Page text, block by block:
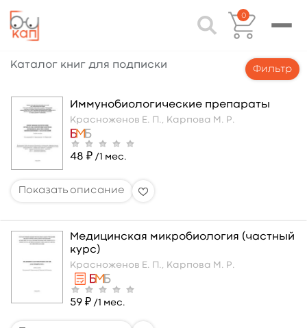
0
Каталог книг для подписки Фильтр
Иммунобиологические препараты
Красноженов Е. П., Карпова М. Р.
48 ₽ /1 мес.
Медицинская микробиология (частный
курс)
Красноженов Е. П., Карпова М. Р.
59 ₽ /1 мес.